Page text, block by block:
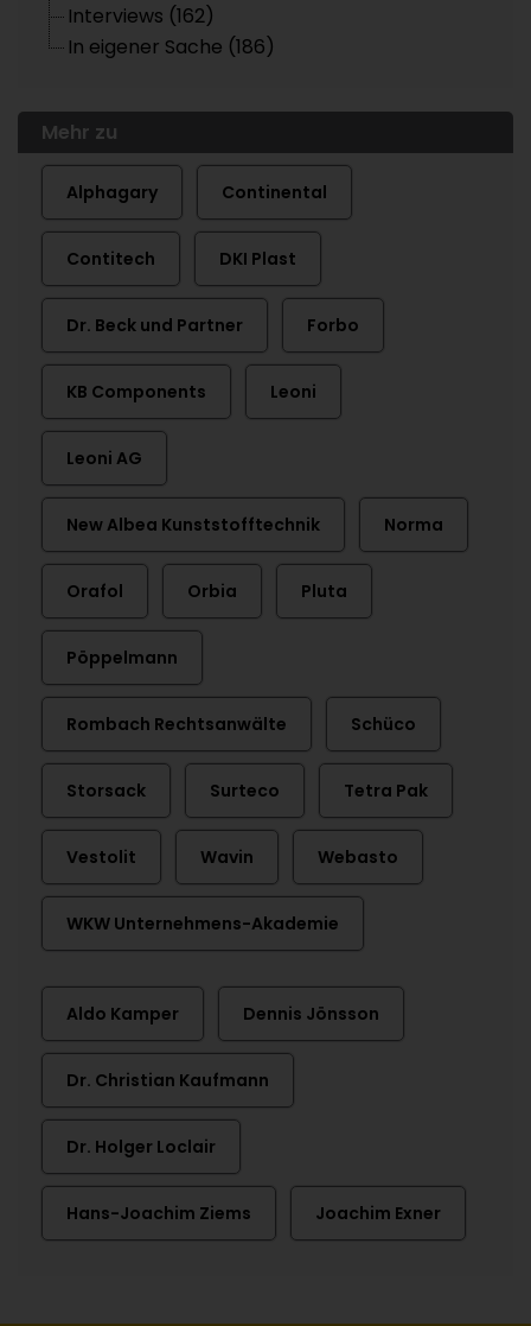
Interviews (162)
In eigener Sache (186)
Mehr zu
Alphagary Continental
Contitech DKI Plast
Dr. Beck und Partner Forbo
KB Components Leoni
Leoni AG
New Albea Kunststofftechnik Norma
Orafol Orbia Pluta
Pöppelmann
Rombach Rechtsanwälte Schüco
Storsack Surteco Tetra Pak
Vestolit Wavin Webasto
WKW Unternehmens-Akademie
Aldo Kamper Dennis Jönsson
Dr. Christian Kaufmann
Dr. Holger Loclair
Hans-Joachim Ziems Joachim Exner